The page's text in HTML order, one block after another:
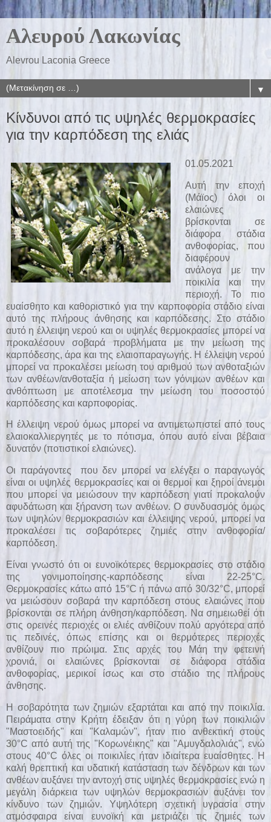
Αλευρού Λακωνίας
Alevrou Laconia Greece
▼
Κίνδυνοι από τις υψηλές θερμοκρασίες
για την καρπόδεση της ελιάς
01.05.2021
Αυτή την εποχή
(Μάϊος) όλοι οι
ελαιώνες
βρίσκονται σε
διάφορα στάδια
ανθοφορίας, που
διαφέρουν
ανάλογα με την
ποικιλία και την
περιοχή. Το πιο
ευαίσθητο και καθοριστικό για την καρποφορία στάδιο είναι
αυτό της πλήρους άνθησης και καρπόδεσης. Στο στάδιο
αυτό η έλλειψη νερού και οι υψηλές θερμοκρασίες μπορεί να
προκαλέσουν σοβαρά προβλήματα με την μείωση της
καρπόδεσης, άρα και της ελαιοπαραγωγής. Η έλλειψη νερού
μπορεί να προκαλέσει μείωση του αριθμού των ανθοταξιών
των ανθέων/ανθοταξία ή μείωση των γόνιμων ανθέων και
ανθόπτωση με αποτέλεσμα την μείωση του ποσοστού
καρπόδεσης και καρποφορίας.
Η έλλειψη νερού όμως μπορεί να αντιμετωπιστεί από τους
ελαιοκαλλιεργητές με το πότισμα, όπου αυτό είναι βέβαια
δυνατόν (ποτιστικοί ελαιώνες).
Οι παράγοντες που δεν μπορεί να ελέγξει ο παραγωγός
είναι οι υψηλές θερμοκρασίες και οι θερμοί και ξηροί άνεμοι
που μπορεί να μειώσουν την καρπόδεση γιατί προκαλούν
αφυδάτωση και ξήρανση των ανθέων. Ο συνδυασμός όμως
των υψηλών θερμοκρασιών και έλλειψης νερού, μπορεί να
προκαλέσει τις σοβαρότερες ζημιές στην ανθοφορία/
καρπόδεση.
Είναι γνωστό ότι οι ευνοïκότερες θερμοκρασίες στο στάδιο
της γονιμοποίησης-καρπόδεσης είναι 22-25°C.
Θερμοκρασίες κάτω από 15°C ή πάνω από 30/32°C, μπορεί
να μειώσουν σοβαρά την καρπόδεση στους ελαιώνες που
βρίσκονται σε πλήρη άνθηση/καρπόδεση. Να σημειωθεί ότι
στις ορεινές περιοχές οι ελιές ανθίζουν πολύ αργότερα από
τις πεδινές, όπως επίσης και οι θερμότερες περιοχές
ανθίζουν πιο πρώιμα. Στις αρχές του Μάη την φετεινή
χρονιά, οι ελαιώνες βρίσκονται σε διάφορα στάδια
ανθοφορίας, μερικοί ίσως και στο στάδιο της πλήρους
άνθησης.
Η σοβαρότητα των ζημιών εξαρτάται και από την ποικιλία.
Πειράματα στην Κρήτη έδειξαν ότι η γύρη των ποικιλιών
"Μαστοειδής" και "Καλαμών", ήταν πιο ανθεκτική στους
30°C από αυτή της "Κορωνέικης" και "Αμυγδαλολιάς", ενώ
στους 40°C όλες οι ποικιλίες ήταν ιδιαίτερα ευαίσθητες. Η
καλή θρεπτική και υδατική κατάσταση των δένδρων και των
ανθέων αυξάνει την αντοχή στις υψηλές θερμοκρασίες ενώ η
μεγάλη διάρκεια των υψηλών θερμοκρασιών αυξάνει τον
κίνδυνο των ζημιών. Υψηλότερη σχετική υγρασία στην
ατμόσφαιρα είναι ευνοïκή και μετριάζει τις ζημιές των